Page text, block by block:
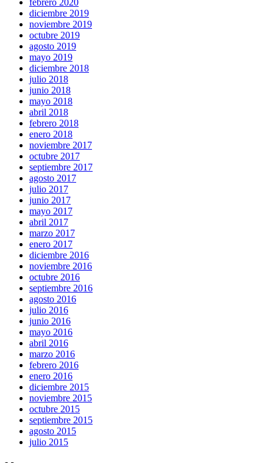
febrero 2020
diciembre 2019
noviembre 2019
octubre 2019
agosto 2019
mayo 2019
diciembre 2018
julio 2018
junio 2018
mayo 2018
abril 2018
febrero 2018
enero 2018
noviembre 2017
octubre 2017
septiembre 2017
agosto 2017
julio 2017
junio 2017
mayo 2017
abril 2017
marzo 2017
enero 2017
diciembre 2016
noviembre 2016
octubre 2016
septiembre 2016
agosto 2016
julio 2016
junio 2016
mayo 2016
abril 2016
marzo 2016
febrero 2016
enero 2016
diciembre 2015
noviembre 2015
octubre 2015
septiembre 2015
agosto 2015
julio 2015